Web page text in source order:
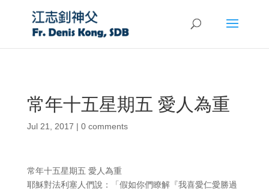
常年十五星期五 愛人為重
Jul 21, 2017 | 0 comments
常年十五星期五 愛人為重
耶穌對法利塞人們說：「假如你們瞭解『我喜愛仁愛勝過